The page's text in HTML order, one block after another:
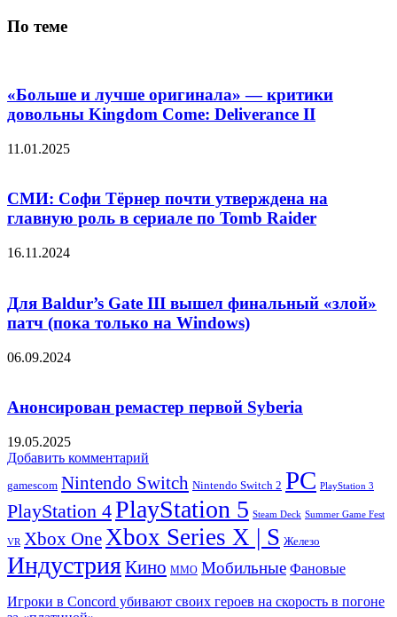
По теме
«Больше и лучше оригинала» — критики
довольны Kingdom Come: Deliverance II
11.01.2025
СМИ: Софи Тёрнер почти утверждена на
главную роль в сериале по Tomb Raider
16.11.2024
Для Baldur’s Gate III вышел финальный «злой»
патч (пока только на Windows)
06.09.2024
Анонсирован ремастер первой Syberia
19.05.2025
Добавить комментарий
gamescom Nintendo Switch Nintendo Switch 2 PC PlayStation 3
PlayStation 4PlayStation 5 Steam Deck Summer Game Fest
VR Xbox OneXbox Series X | S Железо
ИндустрияКино ММО Мобильные Фановые
Игроки в Concord убивают своих героев на скорость в погоне